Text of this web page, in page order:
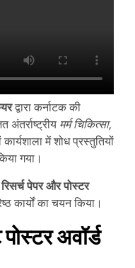
द्वारा कर्नाटक की
अंतर्राष्ट्रीय मर्म चिकित्सा,
में शोध प्रस्तुतियों
गया।
पेपर और पोस्टर
कार्यों का चयन किया।
अवॉर्ड